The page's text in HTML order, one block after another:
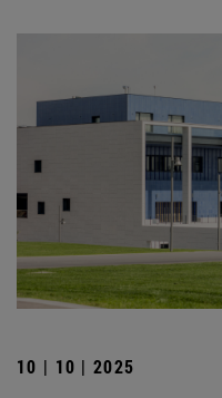
10 | 10 | 2025